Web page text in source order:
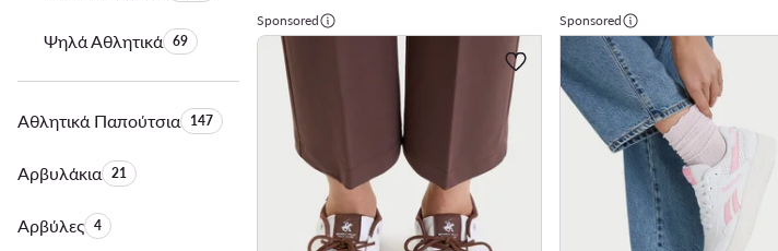
Ψηλά ΑθλητικάΑριθμός προϊόντων:
69
Αθλητικά ΠαπούτσιαΑριθμός προϊόντων:
147
ΑρβυλάκιαΑριθμός προϊόντων:
21
ΑρβύλεςΑριθμός προϊόντων:
4
Sponsored Sponsored